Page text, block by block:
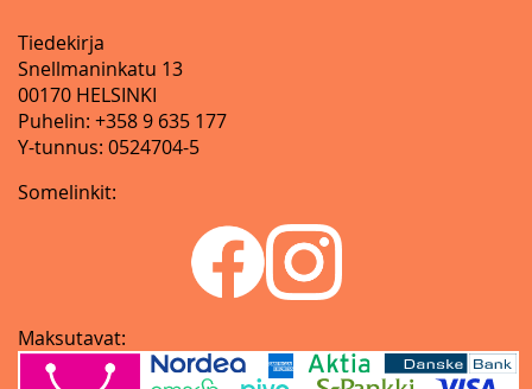
Tiedekirja
Snellmaninkatu 13
00170 HELSINKI
Puhelin: +358 9 635 177
Y-tunnus: 0524704-5
Somelinkit:
Maksutavat: